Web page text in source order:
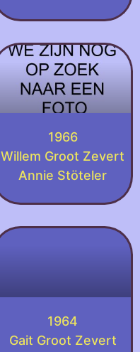
1966
Willem Groot Zevert
Annie Stöteler
1964
Gait Groot Zevert